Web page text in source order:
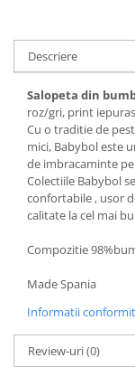
Costume baie/
Hanorace/Jachete
Incaltaminte
Palarii/Sepci vara
Pantaloni scurti/
Paturici/Prosoape
Pijamale
Pulovere/Bolero
Rochite maneca
Set 2/3 piese
Set 2/3 piese
Set tricou maneca
Pijamale
Rochite maneca
Set 2/3 piese
Trening/Pantaloni
Tricouri maneca
Descriere
Salopeta din
roz/gri, print
Cu o traditie de
mici, Babybol este
de imbracaminte
Colectiile Babybol
confortabile , usor
calitate la cel mai
Compozitie
Made Spania
Informatii
Review-uri(0)